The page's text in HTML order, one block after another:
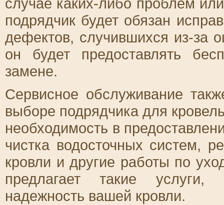
случае каких-либо проблем
подрядчик будет обязан
дефектов, случившихся из-за
он будет предоставлять
замене.
Сервисное обслуживание
выборе подрядчика для
необходимость в
чистка водосточных систем,
кровли и другие работы по
предлагает такие услуги,
надежность вашей кровли.